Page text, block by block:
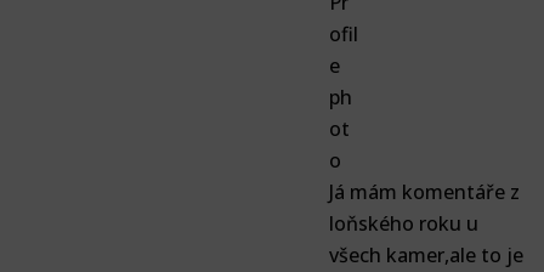
Já mám komentáře z
loňského roku u
všech kamer,ale to je